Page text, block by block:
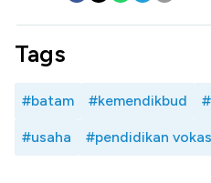
Tags
#batam #kemendikbud
#usaha #pendidikan